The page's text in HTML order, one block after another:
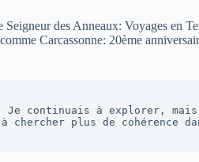
des Anneaux: Voyages
Carcassonne: 20ème
continuais à explorer,
plus de cohérence